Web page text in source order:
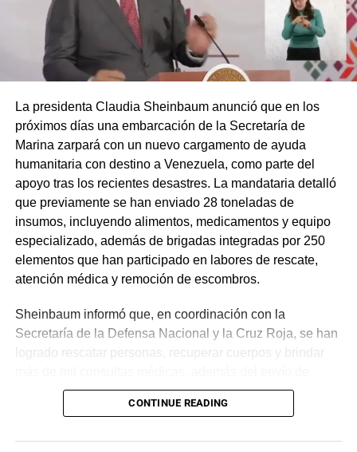
La presidenta Claudia Sheinbaum anunció que en los
próximos días una embarcación de la Secretaría de
Marina zarpará con un nuevo cargamento de ayuda
humanitaria con destino a Venezuela, como parte del
apoyo tras los recientes desastres. La mandataria detalló
que previamente se han enviado 28 toneladas de
insumos, incluyendo alimentos, medicamentos y equipo
especializado, además de brigadas integradas por 250
elementos que han participado en labores de rescate,
atención médica y remoción de escombros.
Sheinbaum informó que, en coordinación con la
Secretaría de la Defensa Nacional y la Cruz Roja, se han
logrado rescatar personas, recuperar cuerpos y brindar
plantas de energía y materiales de apoyo. Subrayó que
estas acciones responden a solicitudes del gobierno
CONTINUE READING